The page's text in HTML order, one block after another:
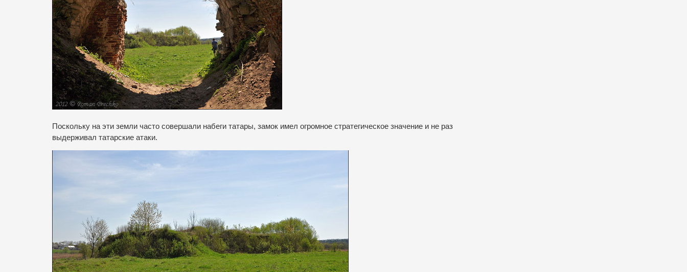
Поскольку на эти земли часто совершали набеги татары, замок имел огромное стратегическое значение и не раз
выдерживал татарские атаки.